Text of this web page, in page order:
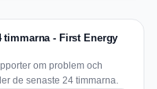
timmarna - First Energy
om problem och
de senaste 24 timmarna.